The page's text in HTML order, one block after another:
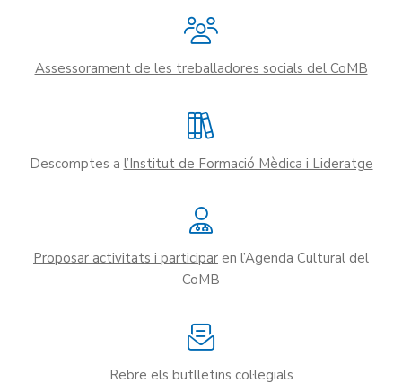
Assessorament de les treballadores socials del CoMB
Descomptes a l’Institut de Formació Mèdica i Lideratge
Proposar activitats i participar en l’Agenda Cultural del
CoMB
Rebre els butlletins col·legials